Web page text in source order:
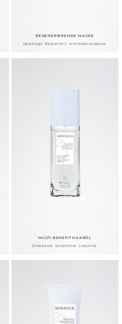
REGENERIERENDE MASKE
Gepflegt. Repariert. Atemberaubend.
MULTI-BENEFIT HAARÖL
Glänzend. Geschützt. Luxuriös.